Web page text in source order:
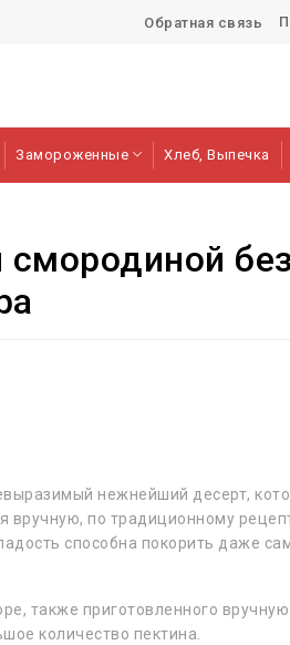
Обратная связь
Замороженные Хлеб, Выпечка
смородиной без
нежнейший десерт,
вручную, по традиционному
способна покорить даже
также приготовленного
количество пектина.